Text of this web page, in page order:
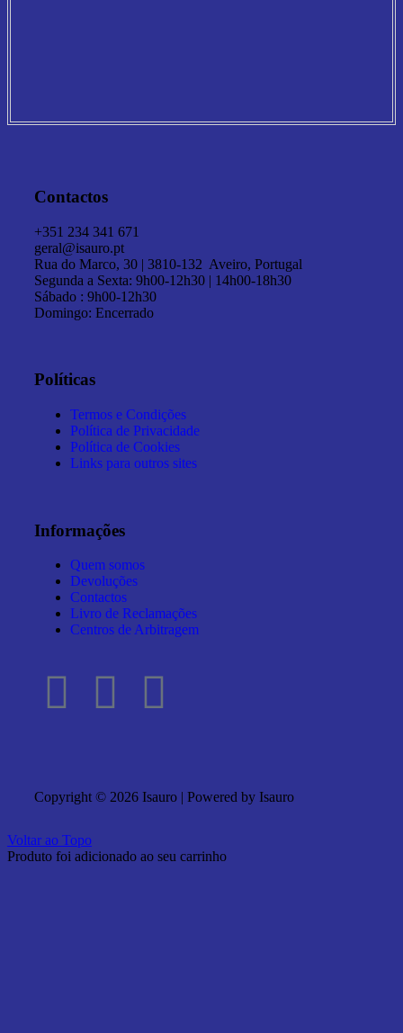
Contactos
+351 234 341 671
geral@isauro.pt
Rua do Marco, 30 | 3810-132 Aveiro, Portugal
Segunda a Sexta: 9h00-12h30 | 14h00-18h30
Sábado : 9h00-12h30
Domingo: Encerrado
Políticas
Termos e Condições
Política de Privacidade
Política de Cookies
Links para outros sites
Informações
Quem somos
Devoluções
Contactos
Livro de Reclamações
Centros de Arbitragem
Copyright © 2026 Isauro | Powered by Isauro
Voltar ao Topo
Produto foi adicionado ao seu carrinho